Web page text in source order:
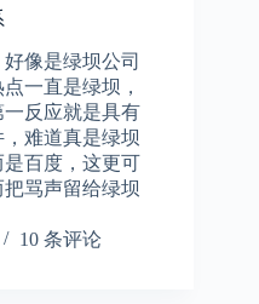
像是绿坝公司
一直是绿坝，
反应就是具有
难道真是绿坝
百度，这更可
骂声留给绿坝
10 条评论